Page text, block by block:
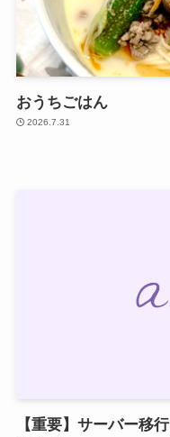
おうちごはん
2026.7.31
【重要】サーバー移